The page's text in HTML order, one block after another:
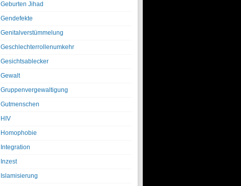
Geburten Jihad
Gendefekte
Genitalverstümmelung
Geschlechterrollenumkehr
Gesichtsablecker
Gewalt
Gruppenvergewaltigung
Gutmenschen
HIV
Homophobie
Integration
Inzest
Islamisierung